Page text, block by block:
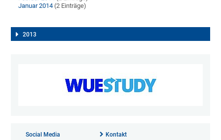
Januar 2014 (2 Einträge)
2013
Social Media Kontakt